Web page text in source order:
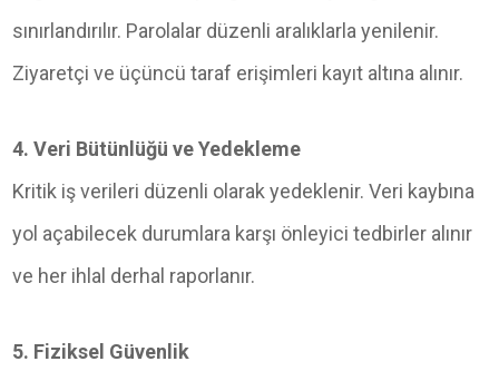
sınırlandırılır. Parolalar düzenli aralıklarla yenilenir.
Ziyaretçi ve üçüncü taraf erişimleri kayıt altına alınır.
4. Veri Bütünlüğü ve Yedekleme
Kritik iş verileri düzenli olarak yedeklenir. Veri kaybına
yol açabilecek durumlara karşı önleyici tedbirler alınır
ve her ihlal derhal raporlanır.
5. Fiziksel Güvenlik